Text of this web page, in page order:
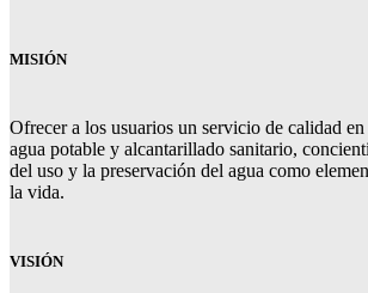
MISIÓN
Ofrecer a los usuarios un servicio de calidad
agua potable y alcantarillado sanitario,
del uso y la preservación del agua como
la vida.
VISIÓN